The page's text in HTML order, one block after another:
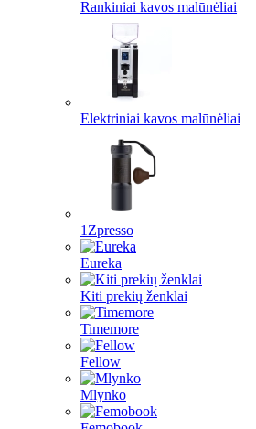
Rankiniai kavos malūnėliai
Elektriniai kavos malūnėliai
1Zpresso
Eureka
Kiti prekių ženklai
Timemore
Fellow
Mlynko